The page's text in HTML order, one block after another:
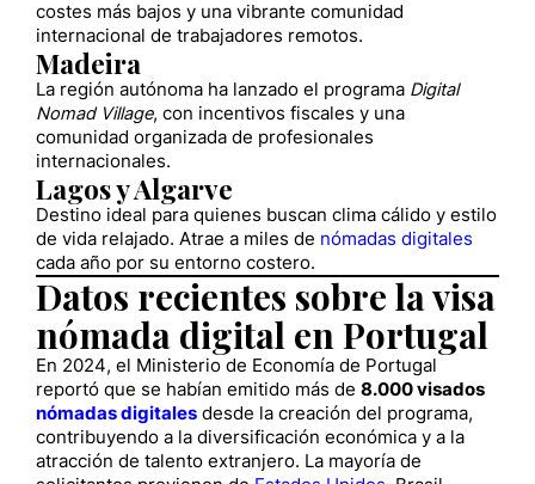
costes más bajos y una vibrante comunidad
internacional de trabajadores remotos.
Madeira
La región autónoma ha lanzado el programa Digital
Nomad Village, con incentivos fiscales y una
comunidad organizada de profesionales
internacionales.
Lagos y Algarve
Destino ideal para quienes buscan clima cálido y estilo
de vida relajado. Atrae a miles de nómadas digitales
cada año por su entorno costero.
Datos recientes sobre la visa
nómada digital en Portugal
En 2024, el Ministerio de Economía de Portugal
reportó que se habían emitido más de 8.000 visados
nómadas digitales desde la creación del programa,
contribuyendo a la diversificación económica y a la
atracción de talento extranjero. La mayoría de